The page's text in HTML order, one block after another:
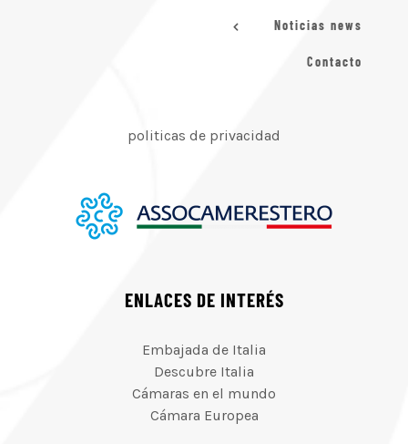
Noticias news
Contacto
politicas de privacidad
ENLACES DE INTERÉS
Embajada de Italia
Descubre Italia
Cámaras en el mundo
Cámara Europea